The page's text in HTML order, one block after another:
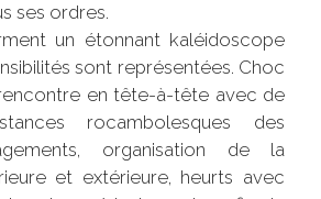
ses ordres.
un étonnant kaléidoscope
sont représentées. Choc
en tête-à-tête avec de
rocambolesques des
organisation de la
et extérieure, heurts avec